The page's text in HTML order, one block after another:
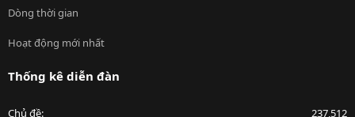
Dòng thời gian
Hoạt động mới nhất
Thống kê diễn đàn
Chủ đề 237,512